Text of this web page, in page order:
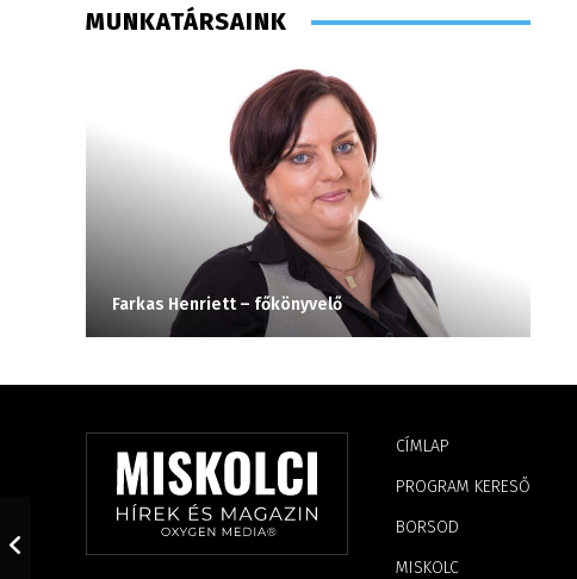
MUNKATÁRSAINK
Farkas Henriett – főkönyvelő
CÍMLAP
PROGRAM KERESŐ
BORSOD
MISKOLC